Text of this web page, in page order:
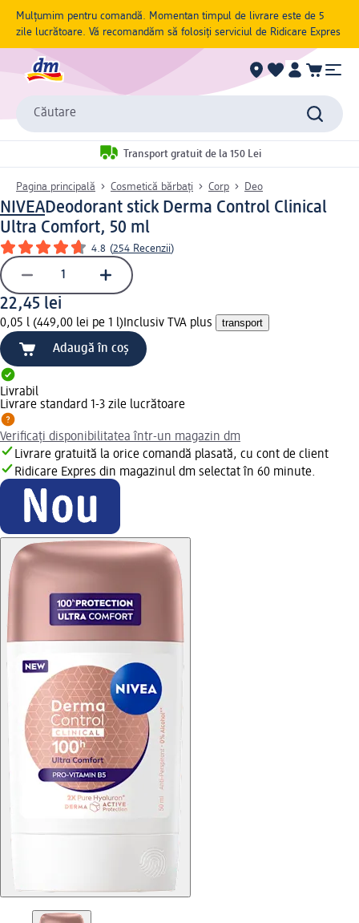
Mulțumim pentru comandă. Momentan timpul de livrare este de 5
zile lucrătoare. Vă recomandăm să folosiți serviciul de Ridicare Expres
Căutare
Transport gratuit de la 150 Lei
Pagina principală Cosmetică bărbați Corp Deo
NIVEADeodorant stick Derma Control Clinical
Ultra Comfort, 50 ml
4.8 (254 Recenzii)
22,45 lei
0,05 l (449,00 lei pe 1 l) Inclusiv TVA plus transport
Adaugă în coș
Livrabil
Livrare standard 1-3 zile lucrătoare
Verificați disponibilitatea într-un magazin dm
Livrare gratuită la orice comandă plasată, cu cont de client
Ridicare Expres din magazinul dm selectat în 60 minute.